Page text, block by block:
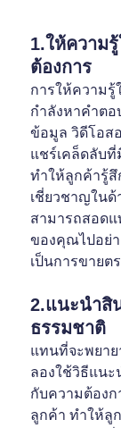
1.ให้ความ
ต้องการ
การให้ความรู้
กำลังหาคำตอ
ข้อมูล วิดีโอส
แชร์เคล็ดลับ
ทำให้ลูกค้ารู้
เชี่ยวชาญใน
สามารถสอด
ของคุณไปอย่า
เป็นการขายต
2.แนะนำสิ
ธรรมชาติ
แทนที่จะพยา
ลองใช้วิธีแนะ
กับความต้อง
ลูกค้า ทำให้ลู